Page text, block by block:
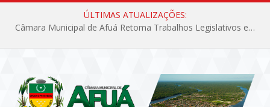
ÚLTIMAS ATUALIZAÇÕES:
Câmara Municipal de Afuá Retoma Trabalhos Legislativos em Sessão Ordinária